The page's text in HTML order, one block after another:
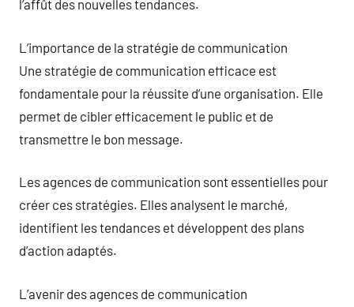
l’affût des nouvelles tendances.
L’importance de la stratégie de communication
Une stratégie de communication efficace est
fondamentale pour la réussite d’une organisation. Elle
permet de cibler efficacement le public et de
transmettre le bon message.
Les agences de communication sont essentielles pour
créer ces stratégies. Elles analysent le marché,
identifient les tendances et développent des plans
d’action adaptés.
L’avenir des agences de communication